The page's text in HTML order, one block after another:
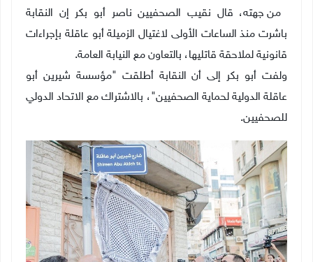
من جهته، قال نقيب الصحفيين ناصر أبو بكر إن النقابة
باشرت منذ الساعات الأولى لاغتيال الزميلة أبو عاقلة بإجراءات
قانونية لملاحقة قاتليها، بالتعاون مع النيابة العامة.
ولفت أبو بكر إلى أن النقابة أطلقت "مؤسسة شيرين أبو
عاقلة الدولية لحماية الصحفيين"، بالاشتراك مع الاتحاد الدولي
للصحفيين.